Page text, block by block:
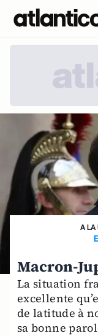
A LA
Macron-
La situation
excellente
de latitude à
sa bonne